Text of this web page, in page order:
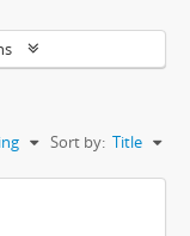
Sort by: Title